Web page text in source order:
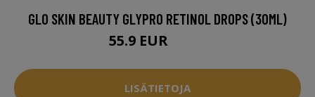
GLO SKIN BEAUTY GLYPRO RETINOL DROPS (30ML)
55.9 EUR
LISÄTIETOJA